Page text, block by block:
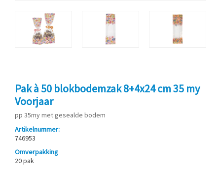
Pak à 50 blokbodemzak 8+4x24 cm 35 my
Voorjaar
pp 35my met gesealde bodem
Artikelnummer:
746953
Omverpakking
20 pak